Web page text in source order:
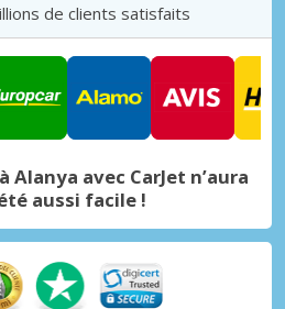
de clients satisfaits
Alanya avec CarJet n’aura
aussi facile !